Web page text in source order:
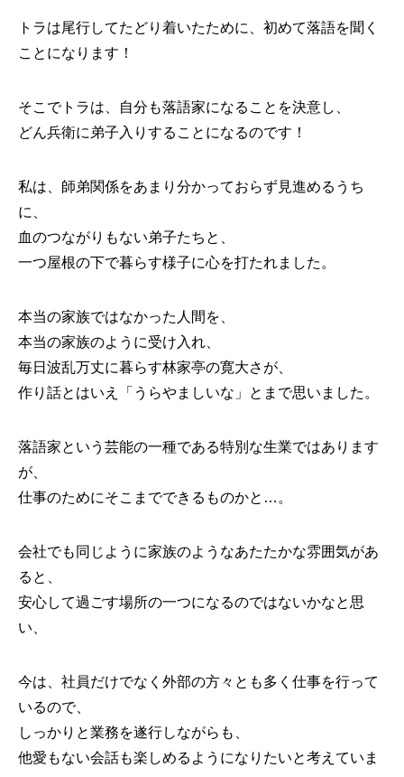
トラは尾行してたどり着いたために、初めて落語を聞く
ことになります！
そこでトラは、自分も落語家になることを決意し、
どん兵衛に弟子入りすることになるのです！
私は、師弟関係をあまり分かっておらず見進めるうち
に、
血のつながりもない弟子たちと、
一つ屋根の下で暮らす様子に心を打たれました。
本当の家族ではなかった人間を、
本当の家族のように受け入れ、
毎日波乱万丈に暮らす林家亭の寛大さが、
作り話とはいえ「うらやましいな」とまで思いました。
落語家という芸能の一種である特別な生業ではあります
が、
仕事のためにそこまでできるものかと…。
会社でも同じように家族のようなあたたかな雰囲気があ
ると、
安心して過ごす場所の一つになるのではないかなと思
い、
今は、社員だけでなく外部の方々とも多く仕事を行って
いるので、
しっかりと業務を遂行しながらも、
他愛もない会話も楽しめるようになりたいと考えていま